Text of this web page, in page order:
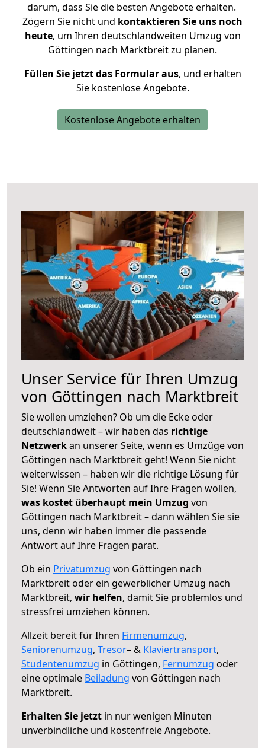
darum, dass Sie die besten Angebote erhalten.
Zögern Sie nicht und kontaktieren Sie uns noch
heute, um Ihren deutschlandweiten Umzug von
Göttingen nach Marktbreit zu planen.
Füllen Sie jetzt das Formular aus, und erhalten
Sie kostenlose Angebote.
Kostenlose Angebote erhalten
Unser Service für Ihren Umzug
von Göttingen nach Marktbreit
Sie wollen umziehen? Ob um die Ecke oder
deutschlandweit – wir haben das richtige
Netzwerkan unserer Seite, wenn es Umzüge von
Göttingen nach Marktbreit geht! Wenn Sie nicht
weiterwissen – haben wir die richtige Lösung für
Sie! Wenn Sie Antworten auf Ihre Fragen wollen,
was kostet überhaupt mein Umzug von
Göttingen nach Marktbreit – dann wählen Sie sie
uns, denn wir haben immer die passende
Antwort auf Ihre Fragen parat.
Ob ein Privatumzug von Göttingen nach
Marktbreit oder ein gewerblicher Umzug nach
Marktbreit, wir helfen, damit Sie problemlos und
stressfrei umziehen können.
Allzeit bereit für Ihren Firmenumzug,
Seniorenumzug, Tresor– & Klaviertransport,
Studentenumzug in Göttingen, Fernumzug oder
eine optimale Beiladung von Göttingen nach
Marktbreit.
Erhalten Sie jetzt in nur wenigen Minuten
unverbindliche und kostenfreie Angebote.